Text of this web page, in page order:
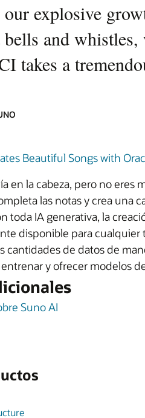
our explosive
bells and
takes a
Beautiful Songs with
en la cabeza, pero no
las notas y crea
toda IA generativa, la
disponible para
cantidades de datos de
y ofrecer modelos
Suno AI